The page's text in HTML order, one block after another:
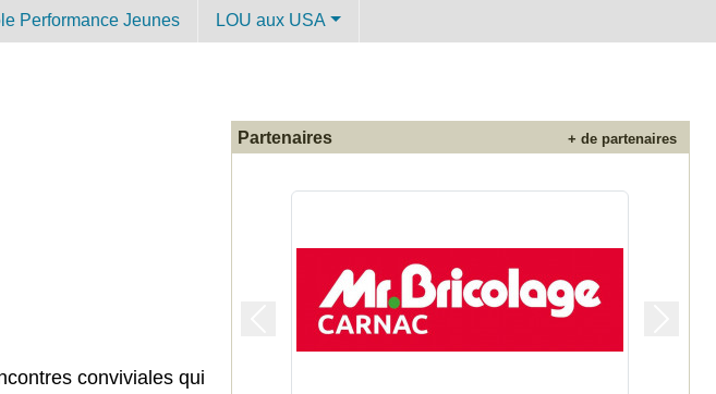
Performance Jeunes LOU aux USA
conviviales qui
Partenaires
Précedent
+ de partenaires